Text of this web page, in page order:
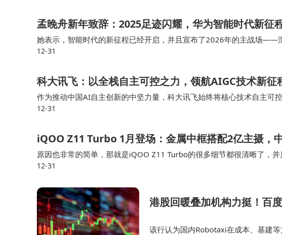
孟晚舟新年致辞：2025足迹闪耀，华为智能时代新征
她表示，智能时代的新征程已经开启，并且宣布了2026年的主战场——
的支持下，鸿蒙生态体验加速从“可用”到“好用”，鸿蒙5.0以上终端设备
12-31
科大讯飞：以全栈自主可控之力，领航AIGC技术新征
作为推动中国AI自主创新的中坚力量，科大讯飞始终将核心技术自主可
了讯飞星火持续高速迭代。科大讯飞此次获评年度AIGC技术先驱，正是
12-31
iQOO Z11 Turbo 1月登场：金属中框搭配2亿主摄，
原因也非常的简单，那就是iQOO Z11 Turbo的很多细节都很清晰了，
能是iQOOTurbo系列的核心竞争力，而iQOO Z11 Turbo直接将硬…
12-31
港股回暖叠加机构力挺！百
该行认为国内Robotaxi在成本、基建